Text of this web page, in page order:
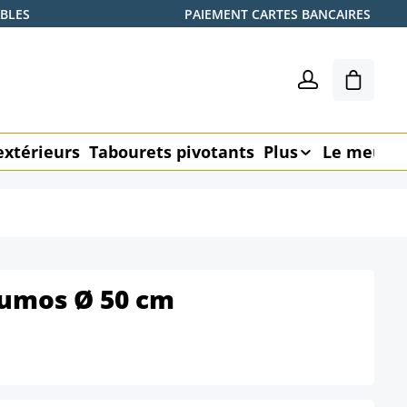
PAIEMENT CARTES BANCAIRES
Le
Tabourets pivotants Plus Le
Ø 50 cm